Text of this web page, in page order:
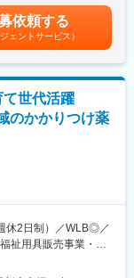
ちと接していて疑問
プット・インプット
などに特化した様々
と考えました。
性に合わせたプログ
身につけることがで
あると考え、愛着障
部の米澤教授に共同
々なサポートをして
計画案の作成
管理など）
項目における担当を
宇都宮線「久喜駅」
実績・勤務年数によ
ープ連携プロジェク
当を支給【モデル年
ークラス）：380～
、選考を通じて上下
を含めた表記です。
依頼する
ジェントサービス）
て世代活躍
のかかりつけ薬
休2日制）／WLB◎／
祉用具販売事業・介